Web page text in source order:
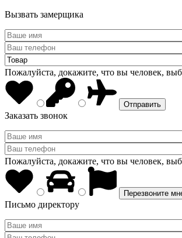
Вызвать замерщика
Пожалуйста, докажите, что вы человек,
Заказать звонок
Пожалуйста, докажите, что вы человек,
Письмо директору